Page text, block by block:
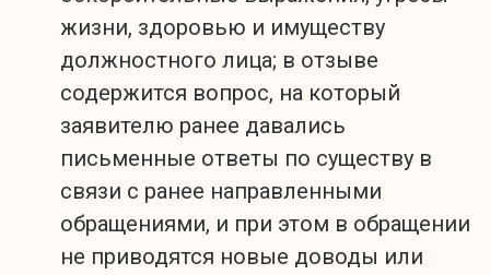
жизни, здоровью и имуществу
должностного лица; в отзыве
содержится вопрос, на который
заявителю ранее давались
письменные ответы по существу в
связи с ранее направленными
обращениями, и при этом в обращении
не приводятся новые доводы или